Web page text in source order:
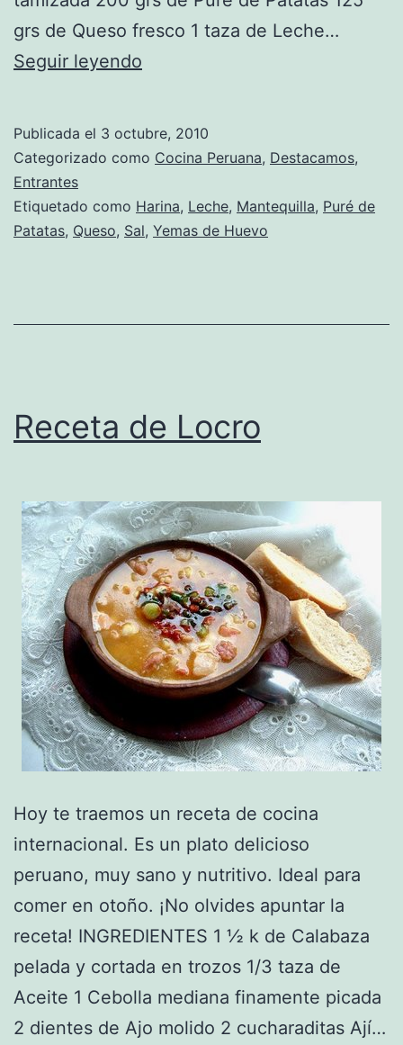
grs de Queso fresco 1 taza de Leche…
Seguir leyendo
Rellena
Queso
Publicada el 3 octubre, 2010
Categorizado como Cocina Peruana, Destacamos,
Entrantes
Etiquetado como Harina, Leche, Mantequilla, Puré de
Patatas, Queso, Sal, Yemas de Huevo
Receta de Locro
Hoy te traemos un receta de cocina
internacional. Es un plato delicioso
peruano, muy sano y nutritivo. Ideal para
comer en otoño. ¡No olvides apuntar la
receta! INGREDIENTES 1 ½ k de Calabaza
pelada y cortada en trozos 1/3 taza de
Aceite 1 Cebolla mediana finamente picada
2 dientes de Ajo molido 2 cucharaditas Ají…